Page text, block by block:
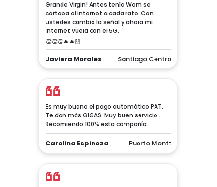
Es muy bueno el pago automático PAT.
Te dan más GIGAS. Muy buen servicio...
Recomiendo 100% esta compañía.
Carolina Espinoza Puerto Montt
Grande Virgin! Antes tenía Wom se
cortaba el internet a cada rato. Con
ustedes cambio la señal y ahora mi
internet vuela con el 5G.
Javiera Morales Santiago Centro
👏👏👏🔥🔥🙌